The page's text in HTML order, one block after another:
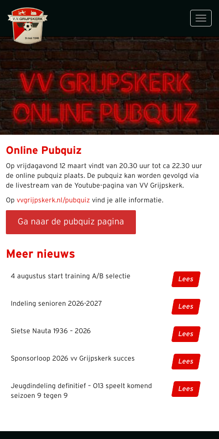
Online Pubquiz
Op vrijdagavond 12 maart vindt van 20.30 uur tot ca 22.30 uur
de online pubquiz plaats. De pubquiz kan worden gevolgd via
de livestream van de Youtube-pagina van VV Grijpskerk.
Op vvgrijpskerk.nl/pubquiz vind je alle informatie.
Ga naar de pubquiz pagina
Meer nieuws
4 augustus start training A/B selectie Lees
Indeling senioren 2026-2027 Lees
Sietse Nauta 1936 – 2026 Lees
Sponsorloop 2026 vv Grijpskerk succes Lees
Jeugdindeling definitief – O13 speelt komend
seizoen 9 tegen 9
Lees